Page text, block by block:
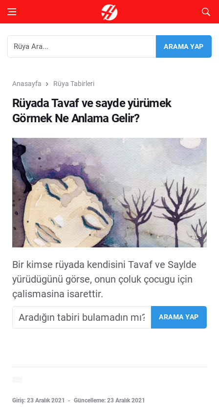
Anasayfa Rüya Tabirleri
Rüyada Tavaf ve sayde yürümek
Görmek Ne Anlama Gelir?
Bir kimse rüyada kendisini Tavaf ve Saylde
yürüdügünü görse, onun çoluk çocugu için
çalismasina isarettir.
Giriş: 23 Aralık 2021 Güncelleme: 23 Aralık 2021